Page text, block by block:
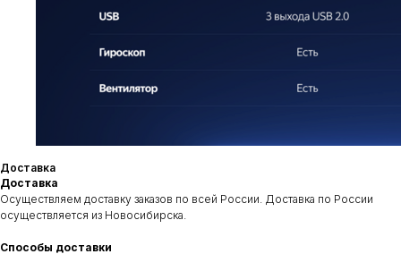
Доставка
Доставка
Осуществляем доставку заказов по всей России. Доставка по России
осуществляется из Новосибирска.
Способы доставки
Приезжайте к нам
Время работы
сб-вс: выходной